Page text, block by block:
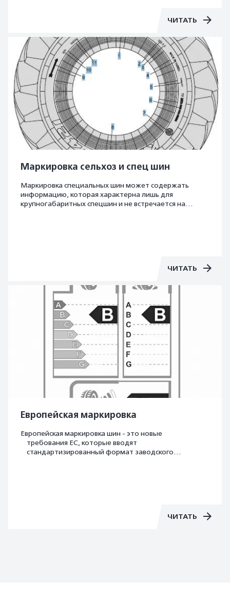
ЧИТАТЬ
Маркировка сельхоз и спец шин
Маркировка специальных шин может содержать
информацию, которая характерна лишь для
крупногабаритных спецшин и не встречается на
ЧИТАТЬ
Европейская маркировка
Европейская маркировка шин - это новые
требования ЕС, которые вводят
стандартизированный формат заводского
ЧИТАТЬ